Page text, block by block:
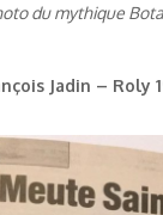
du mythique
Jadin – Roly